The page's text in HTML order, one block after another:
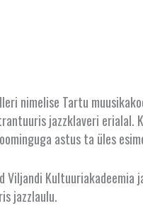
nimelise Tartu
jazzklaveri erialal.
astus ta üles
Viljandi
jazzlaulu.